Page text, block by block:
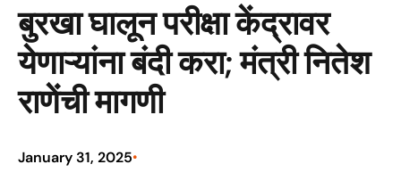
बुरखा घालून परीक्षा केंद्रावर
येणाऱ्यांना बंदी करा; मंत्री नितेश
राणेंची मागणी
January 31, 2025•